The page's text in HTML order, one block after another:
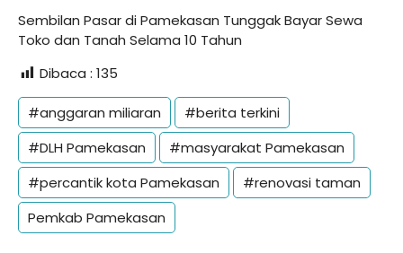
Sembilan Pasar di Pamekasan Tunggak Bayar Sewa
Toko dan Tanah Selama 10 Tahun
Dibaca : 135
#anggaran miliaran
#berita terkini
#DLH Pamekasan
#masyarakat Pamekasan
#percantik kota Pamekasan
#renovasi taman
Pemkab Pamekasan